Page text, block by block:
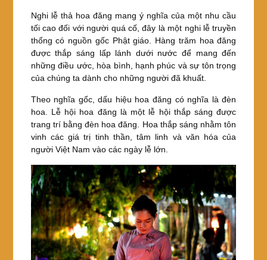
Nghi lễ thả hoa đăng mang ý nghĩa của một nhu cầu
tối cao đối với người quá cố, đây là một nghi lễ truyền
thống có nguồn gốc Phật giáo. Hàng trăm hoa đăng
được thắp sáng lấp lánh dưới nước để mang đến
những điều ước, hòa bình, hạnh phúc và sự tôn trọng
của chúng ta dành cho những người đã khuất.
Theo nghĩa gốc, dấu hiệu hoa đăng có nghĩa là đèn
hoa. Lễ hội hoa đăng là một lễ hội thắp sáng được
trang trí bằng đèn hoa đăng. Hoa thắp sáng nhằm tôn
vinh các giá trị tinh thần, tâm linh và văn hóa của
người Việt Nam vào các ngày lễ lớn.